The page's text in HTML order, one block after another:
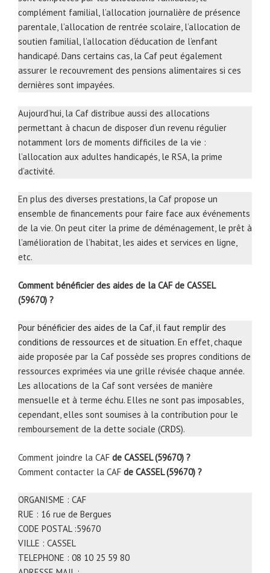
complément familial, l’allocation journalière de présence
parentale, l’allocation de rentrée scolaire, l’allocation de
soutien familial, l’allocation d’éducation de l’enfant
handicapé. Dans certains cas, la Caf peut également
assurer le recouvrement des pensions alimentaires si ces
dernières sont impayées.
Aujourd’hui, la Caf distribue aussi des allocations
permettant à chacun de disposer d’un revenu régulier
notamment lors de moments difficiles de la vie :
l’allocation aux adultes handicapés, le RSA, la prime
d’activité.
En plus des diverses prestations, la Caf propose un
ensemble de financements pour faire face aux événements
de la vie. On peut citer la prime de déménagement, le prêt à
l’amélioration de l’habitat, les aides et services en ligne,
etc.
Comment bénéficier des aides de la CAF de CASSEL
(59670) ?
Pour bénéficier des aides de la Caf, il faut remplir des
conditions de ressources et de situation. En effet, chaque
aide proposée par la Caf possède ses propres conditions de
ressources exprimées via une grille révisée chaque année.
Les allocations de la Caf sont versées de manière
mensuelle et à terme échu. Elles ne sont pas imposables,
cependant, elles sont soumises à la contribution pour le
remboursement de la dette sociale (CRDS).
Comment joindre la CAF de CASSEL (59670) ?
Comment contacter la CAF de CASSEL (59670) ?
ORGANISME : CAF
RUE : 16 rue de Bergues
CODE POSTAL :59670
VILLE : CASSEL
TELEPHONE : 08 10 25 59 80